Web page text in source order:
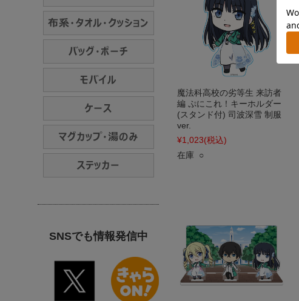
魔法科高校の劣等生 来訪者
編 ぷにこれ！キーホルダー
(スタンド付) 司波深雪 制服
ver.
¥1,023(税込)
在庫 ○
SNSでも情報発信中